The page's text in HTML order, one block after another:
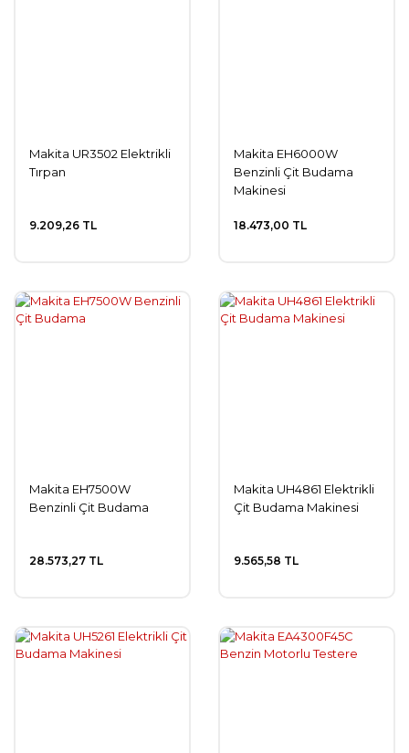
Makita UR3502 Elektrikli
Tırpan
9.209,26 TL
Makita EH6000W
Benzinli Çit Budama
Makinesi
18.473,00 TL
Makita EH7500W
Benzinli Çit Budama
28.573,27 TL
Makita UH4861 Elektrikli
Çit Budama Makinesi
9.565,58 TL